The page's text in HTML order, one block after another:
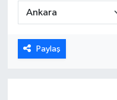
Paylaş
Spor